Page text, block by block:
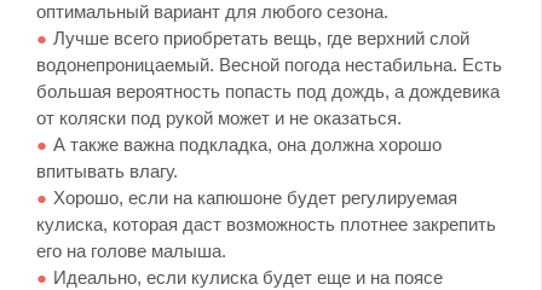
оптимальный вариант для любого сезона.
Лучше всего приобретать вещь, где верхний слой
водонепроницаемый. Весной погода нестабильна. Есть
большая вероятность попасть под дождь, а дождевика
от коляски под рукой может и не оказаться.
А также важна подкладка, она должна хорошо
впитывать влагу.
Хорошо, если на капюшоне будет регулируемая
кулиска, которая даст возможность плотнее закрепить
его на голове малыша.
Идеально, если кулиска будет еще и на поясе